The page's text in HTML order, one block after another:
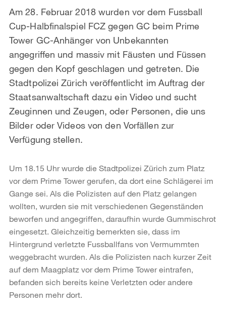
Am 28. Februar 2018 wurden vor dem Fussball
Cup-Halbfinalspiel FCZ gegen GC beim Prime
Tower GC-Anhänger von Unbekannten
angegriffen und massiv mit Fäusten und Füssen
gegen den Kopf geschlagen und getreten. Die
Stadtpolizei Zürich veröffentlicht im Auftrag der
Staatsanwaltschaft dazu ein Video und sucht
Zeuginnen und Zeugen, oder Personen, die uns
Bilder oder Videos von den Vorfällen zur
Verfügung stellen.
Um 18.15 Uhr wurde die Stadtpolizei Zürich zum Platz
vor dem Prime Tower gerufen, da dort eine Schlägerei im
Gange sei. Als die Polizisten auf den Platz gelangen
wollten, wurden sie mit verschiedenen Gegenständen
beworfen und angegriffen, daraufhin wurde Gummischrot
eingesetzt. Gleichzeitig bemerkten sie, dass im
Hintergrund verletzte Fussballfans von Vermummten
weggebracht wurden. Als die Polizisten nach kurzer Zeit
auf dem Maagplatz vor dem Prime Tower eintrafen,
befanden sich bereits keine Verletzten oder andere
Personen mehr dort.